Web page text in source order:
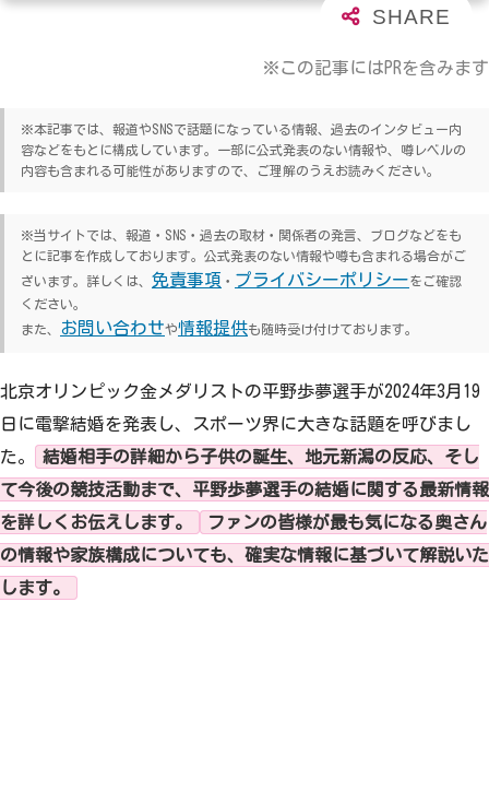
※この記事にはPRを含みます
※本記事では、報道やSNSで話題になっている情報、過去のインタビュー内
容などをもとに構成しています。一部に公式発表のない情報や、噂レベルの
内容も含まれる可能性がありますので、ご理解のうえお読みください。
※当サイトでは、報道・SNS・過去の取材・関係者の発言、ブログなどをも
とに記事を作成しております。公式発表のない情報や噂も含まれる場合がご
ざいます。詳しくは、 免責事項 ・ プライバシーポリシーをご確認
ください。
また、
お問い合わせや情報提供も随時受け付けております。
北京オリンピック金メダリストの平野歩夢選手が2024年3月19
日に電撃結婚を発表し、スポーツ界に大きな話題を呼びまし
た。
結婚相手の詳細から子供の誕生、地元新潟の反応、そし
て今後の競技活動まで、平野歩夢選手の結婚に関する最新情報
を詳しくお伝えします。
ファンの皆様が最も気になる奥さん
の情報や家族構成についても、確実な情報に基づいて解説いた
します。